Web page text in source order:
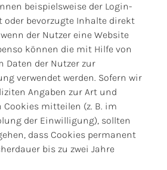
beispielsweise der Login-
oder bevorzugte Inhalte direkt
der Nutzer eine Website
können die mit Hilfe von
Daten der Nutzer zur
verwendet werden. Sofern wir
Angaben zur Art und
Cookies mitteilen (z. B. im
der Einwilligung), sollten
dass Cookies permanent
bis zu zwei Jahre